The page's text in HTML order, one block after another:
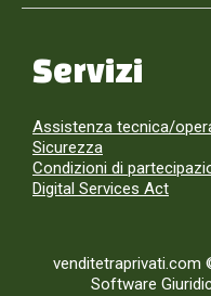
Servizi
Assistenza tecnica/
Sicurezza
Condizioni di
Digital Services Act
venditetraprivati.com
Software